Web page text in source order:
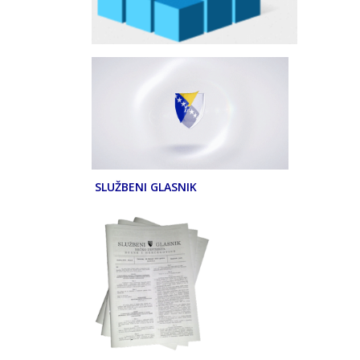
SLUŽBENI GLASNIK